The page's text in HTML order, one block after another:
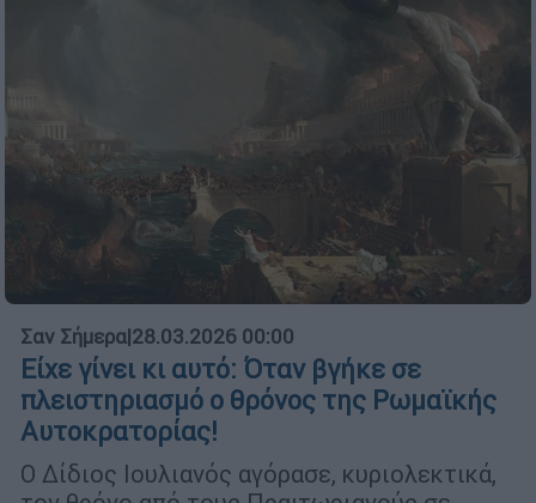
Σαν Σήμερα|28.03.2026 00:00
Είχε γίνει κι αυτό: Όταν βγήκε σε
πλειστηριασμό ο θρόνος της Ρωμαϊκής
Αυτοκρατορίας!
Ο Δίδιος Ιουλιανός αγόρασε, κυριολεκτικά,